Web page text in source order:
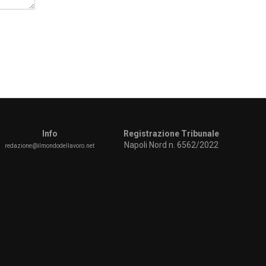
Info
redazione@ilmondodellavoro.net
Registrazione Tribunale
Napoli Nord n. 6562/2022